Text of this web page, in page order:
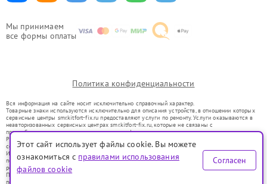
Мы принимаем
все формы оплаты
Политика конфиденциальности
Вся информация на сайте носит исключительно справочный характер.
Товарные знаки используются исключительно для описания устройств, в отношении которых
сервисные центры smr.kitfort-fix.ru предоставляют услуги по ремонту. Услуги оказываются в
неавторизованных сервисных центрах smr.kitfort-fix.ru, которые не связаны с
правообладателями товарных знаков или их официальными представителями.
Ремонт осуществляется для устройств, уже введенных в гражданский оборот в соответствии
со статьей 1487 ГК РФ.
Использование товарных знаков не преследует цели индивидуализации услуг или введения
потребителей в заблуждение, а служит для информирования о предоставляемых услугах по
ремонту техники указанных брендов.
Представленная на сайте информация не является публичной офертой, определяемой
положениями Статьи 437(2) Гражданского кодекса РФ
Этот сайт использует файлы cookie. Вы можете
ознакомиться с правилами использования
файлов cookie
Согласен